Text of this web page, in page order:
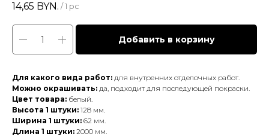
14,65 BYN. / 1 pc
Добавить в корзину
Для какого вида работ: для внутренних отделочных работ.
Можно окрашивать: да, подходит для последующей покраски.
Цвет товара: белый.
Высота 1 штуки: 128 мм.
Ширина 1 штуки: 62 мм.
Длина 1 штуки: 2000 мм.